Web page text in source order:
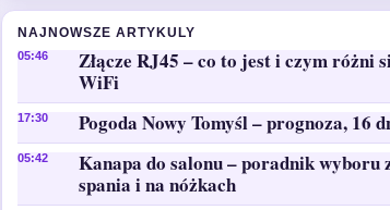
NAJNOWSZE ARTYKULY
05:46
Złącze RJ45 – co to jest i czym różni
WiFi
17:30 Pogoda Nowy Tomyśl – prognoza, 16
05:42
Kanapa do salonu – poradnik wyboru
spania i na nóżkach